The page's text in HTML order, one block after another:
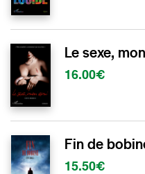
Le sexe,
16.00€
Fin de
15.50€